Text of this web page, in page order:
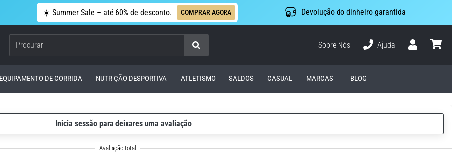
☀️ Summer Sale – até 60% de desconto. COMPRAR AGORA Devolução do dinheiro garantida
Procurar
Sobre Nós
Ajuda
EQUIPAMENTO DE CORRIDA NUTRIÇÃO DESPORTIVA ATLETISMO SALDOS CASUAL MARCAS BLOG
Inicia sessão para deixares uma avaliação